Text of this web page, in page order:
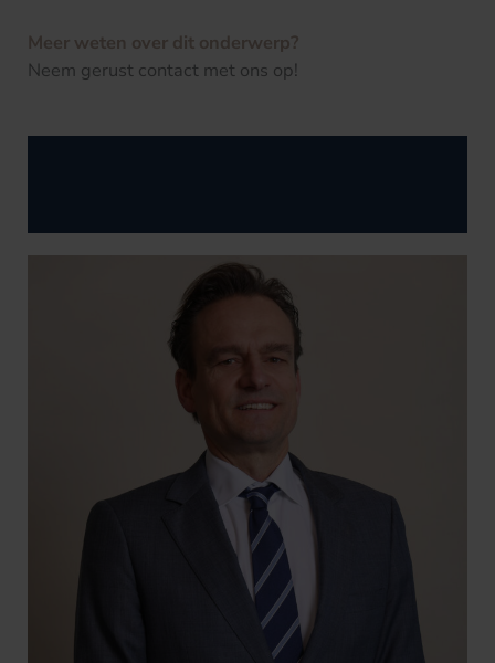
Meer weten over dit onderwerp?
Neem gerust contact met ons op!